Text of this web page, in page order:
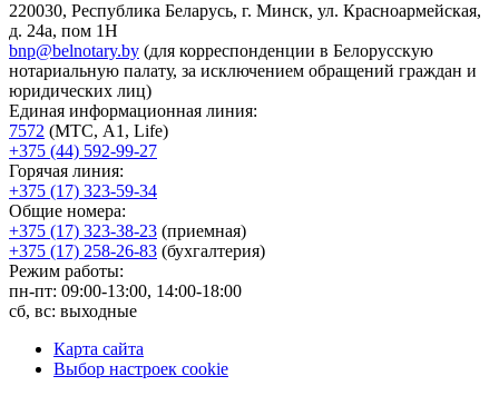
220030, Республика Беларусь, г. Минск, ул. Красноармейская,
д. 24а, пом 1Н
bnp@belnotary.by (для корреспонденции в Белорусскую
нотариальную палату, за исключением обращений граждан и
юридических лиц)
Единая информационная линия:
7572 (МТС, A1, Life)
+375 (44) 592-99-27
Горячая линия:
+375 (17) 323-59-34
Общие номера:
+375 (17) 323-38-23 (приемная)
+375 (17) 258-26-83 (бухгалтерия)
Режим работы:
пн-пт: 09:00-13:00, 14:00-18:00
сб, вс: выходные
Карта сайта
Выбор настроек cookie